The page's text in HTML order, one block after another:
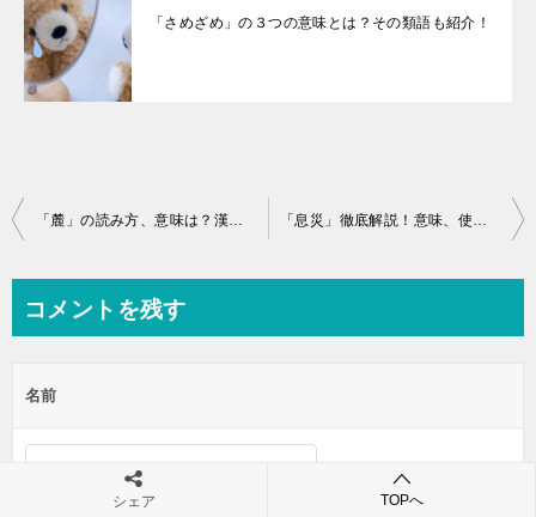
「さめざめ」の３つの意味とは？その類語も紹介！
投
ビ
ー
シ
「麓」の読み方、意味は？漢字の成り立ちで分かる意味とは！？ 「息災」徹底解説！意味、使い方、由来、四字熟語まとめ！
コメントを残す
名前
シェア TOPへ